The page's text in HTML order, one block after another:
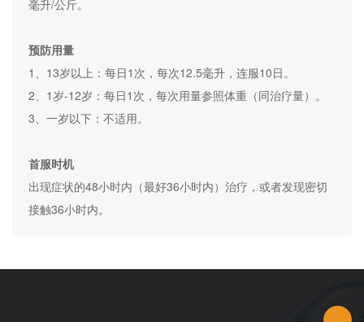
毫升/公斤。
预防用量
1、13岁以上：每日1次，每次12.5毫升，连服10日。
2、1岁-12岁：每日1次，每次用量参照体重（同治疗量）。
3、一岁以下：不适用。
首服时机
出现症状的48小时内（最好36小时内）治疗，或者发现密切
接触36小时内。